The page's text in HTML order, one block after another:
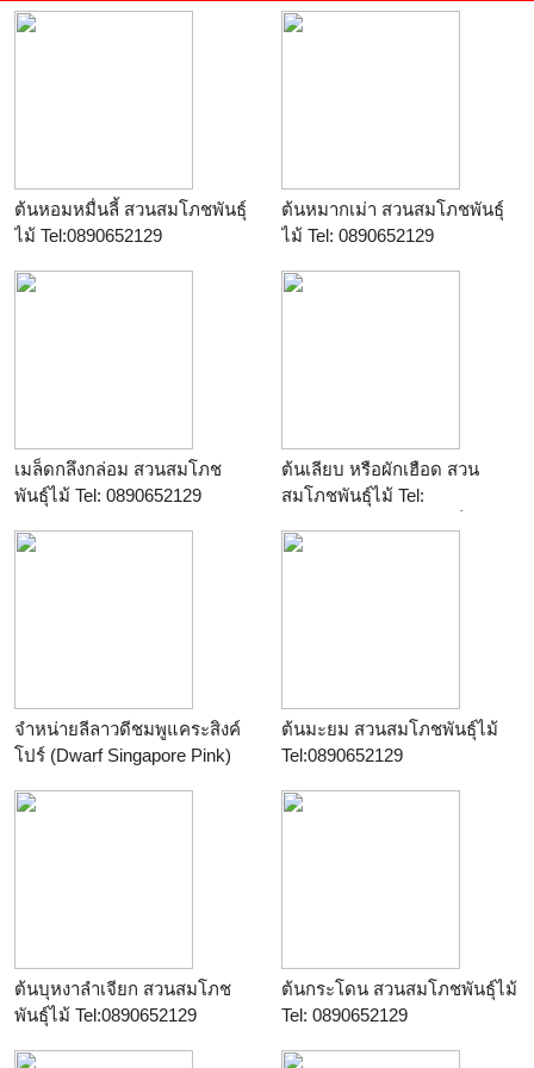
ต้นหอมหมื่นลี้ สวนสมโภชพันธุ์
ไม้ Tel:0890652129
ต้นหมากเม่า สวนสมโภชพันธุ์
ไม้ Tel: 0890652129
เมล็ดกลึงกล่อม สวนสมโภช
พันธุ์ไม้ Tel: 0890652129
ต้นเลียบ หรือผักเฮือด สวน
สมโภชพันธุ์ไม้ Tel:
ประเทศ
จำหน่ายลีลาวดีชมพูแคระสิงค์
โปร์ (Dwarf Singapore Pink)
ต้นมะยม สวนสมโภชพันธุ์ไม้
Tel:0890652129
ต้นบุหงาลำเจียก สวนสมโภช
พันธุ์ไม้ Tel:0890652129
ต้นกระโดน สวนสมโภชพันธุ์ไม้
Tel: 0890652129